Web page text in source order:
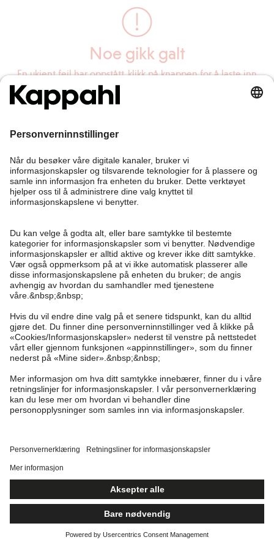
Noe gikk galt
En ukjent feil har oppstått, klikk på knappen for å laste inn
siden på nytt.